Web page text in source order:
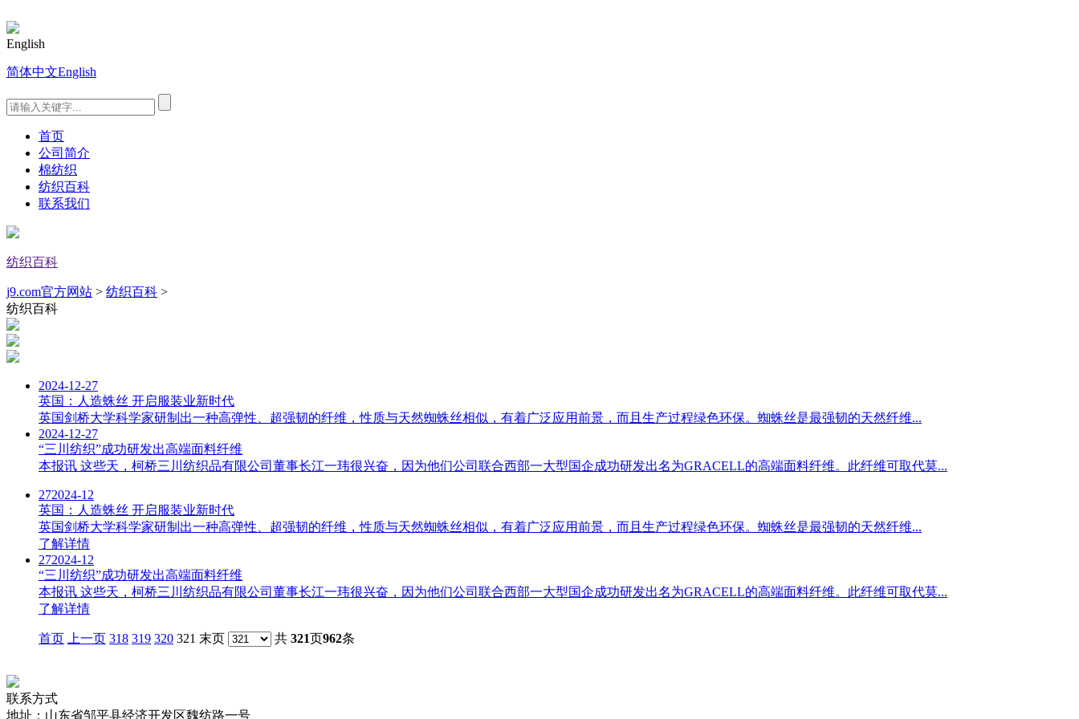
English
简体中文English
首页
公司简介
棉纺织
纺织百科
联系我们
纺织百科
j9.com官方网站 > 纺织百科 >
纺织百科
2024-12-27
英国：人造蛛丝 开启服装业新时代
英国剑桥大学科学家研制出一种高弹性、超强韧的纤维，性质与天然蜘蛛丝相似，有着广泛应用前景，而且生产过程绿色环保。蜘蛛丝是最强韧的天然纤维...
2024-12-27
“三川纺织”成功研发出高端面料纤维
本报讯 这些天，柯桥三川纺织品有限公司董事长江一玮很兴奋，因为他们公司联合西部一大型国企成功研发出名为GRACELL的高端面料纤维。此纤维可取代莫...
272024-12
英国：人造蛛丝 开启服装业新时代
英国剑桥大学科学家研制出一种高弹性、超强韧的纤维，性质与天然蜘蛛丝相似，有着广泛应用前景，而且生产过程绿色环保。蜘蛛丝是最强韧的天然纤维...
了解详情
272024-12
“三川纺织”成功研发出高端面料纤维
本报讯 这些天，柯桥三川纺织品有限公司董事长江一玮很兴奋，因为他们公司联合西部一大型国企成功研发出名为GRACELL的高端面料纤维。此纤维可取代莫...
了解详情
首页 上一页 318 319 320 321 末页 共 321页962条
联系方式
地址：山东省邹平县经济开发区魏纺路一号